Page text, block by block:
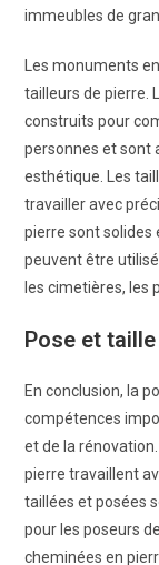
immeubles de
Les monuments
tailleurs de pierre.
construits pour
personnes et sont
esthétique. Les
travailler avec
pierre sont solides
peuvent être
les cimetières, les
Pose et
En conclusion, la
compétences
et de la
pierre travaillent
taillées et posées
pour les poseurs
cheminées en